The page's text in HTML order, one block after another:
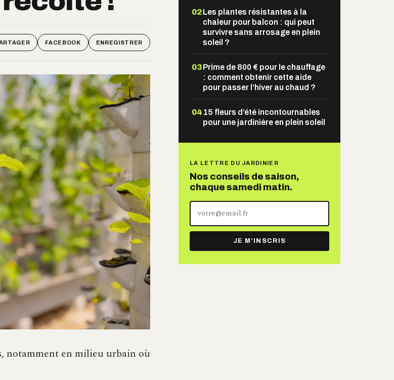
FACEBOOK ENREGISTRER
notamment en milieu urbain où
02Les plantes résistantes à la
chaleur pour balcon : qui peut
survivre sans arrosage en plein
soleil ?
03Prime de 800 € pour le chauffage
: comment obtenir cette aide
pour passer l’hiver au chaud ?
04 15 fleurs d’été incontournables
pour une jardinière en plein soleil
LA LETTRE DU JARDINIER
Nos conseils de saison,
chaque samedi matin.
adresse
mail
JE M’INSCRIS